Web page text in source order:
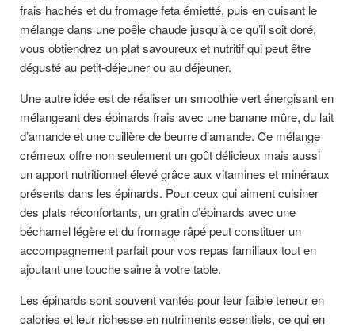
frais hachés et du fromage feta émietté, puis en cuisant le
mélange dans une poêle chaude jusqu’à ce qu’il soit doré,
vous obtiendrez un plat savoureux et nutritif qui peut être
dégusté au petit-déjeuner ou au déjeuner.
Une autre idée est de réaliser un smoothie vert énergisant en
mélangeant des épinards frais avec une banane mûre, du lait
d’amande et une cuillère de beurre d’amande. Ce mélange
crémeux offre non seulement un goût délicieux mais aussi
un apport nutritionnel élevé grâce aux vitamines et minéraux
présents dans les épinards. Pour ceux qui aiment cuisiner
des plats réconfortants, un gratin d’épinards avec une
béchamel légère et du fromage râpé peut constituer un
accompagnement parfait pour vos repas familiaux tout en
ajoutant une touche saine à votre table.
Les épinards sont souvent vantés pour leur faible teneur en
calories et leur richesse en nutriments essentiels, ce qui en